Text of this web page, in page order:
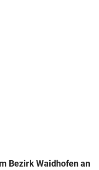
Bezirk Waidhofen an